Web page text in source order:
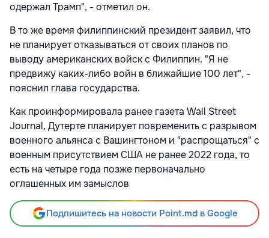
одержал Трамп", - отметил он.
В то же время филиппинский президент заявил, что
не планирует отказываться от своих планов по
выводу американских войск с Филиппин. "Я не
предвижу каких-либо войн в ближайшие 100 лет", -
пояснил глава государства.
Как проинформировала ранее газета Wall Street
Journal, Дутерте планирует повременить c разрывом
военного альянса с Вашингтоном и "распрощаться" с
военным присутствием США не ранее 2022 года, то
есть на четыре года позже первоначально
оглашенных им замыслов
Подпишитесь на новости Point.md в Google